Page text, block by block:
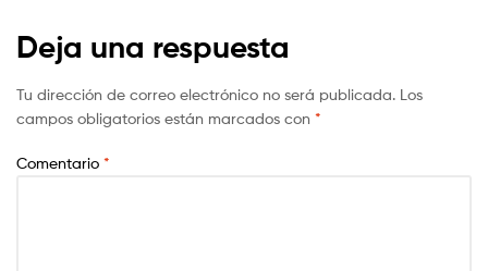
Deja una respuesta
Tu dirección de correo electrónico no será publicada. Los
campos obligatorios están marcados con *
Comentario *